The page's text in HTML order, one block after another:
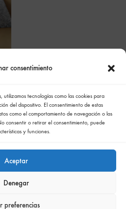
consentimiento
utilizamos tecnologías como las cookies para
del dispositivo. El consentimiento de estas
como el comportamiento de navegación o las
consentir o retirar el consentimiento, puede
y funciones.
Aceptar
Denegar
preferencias
Politica de confidencialidad
de responsabilidad social empresarial